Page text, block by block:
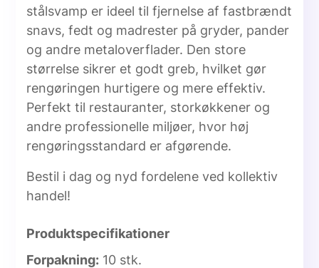
stålsvamp er ideel til fjernelse af fastbrændt
snavs, fedt og madrester på gryder, pander
og andre metaloverflader. Den store
størrelse sikrer et godt greb, hvilket gør
rengøringen hurtigere og mere effektiv.
Perfekt til restauranter, storkøkkener og
andre professionelle miljøer, hvor høj
rengøringsstandard er afgørende.
Bestil i dag og nyd fordelene ved kollektiv
handel!
Produktspecifikationer
Forpakning: 10 stk.